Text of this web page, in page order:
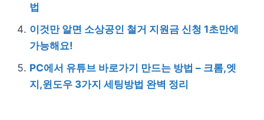
법
이것만 알면 소상공인 철거 지원금 신청 1초만에
가능해요!
PC에서 유튜브 바로가기 만드는 방법 – 크롬,엣
지,윈도우 3가지 세팅방법 완벽 정리